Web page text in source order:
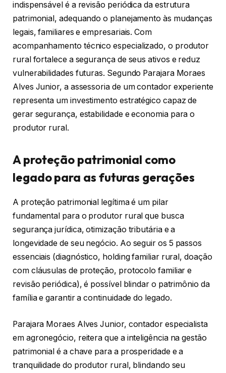
indispensável é a revisão periódica da estrutura
patrimonial, adequando o planejamento às mudanças
legais, familiares e empresariais. Com
acompanhamento técnico especializado, o produtor
rural fortalece a segurança de seus ativos e reduz
vulnerabilidades futuras. Segundo Parajara Moraes
Alves Junior, a assessoria de um contador experiente
representa um investimento estratégico capaz de
gerar segurança, estabilidade e economia para o
produtor rural.
A proteção patrimonial como
legado para as futuras gerações
A proteção patrimonial legítima é um pilar
fundamental para o produtor rural que busca
segurança jurídica, otimização tributária e a
longevidade de seu negócio. Ao seguir os 5 passos
essenciais (diagnóstico, holding familiar rural, doação
com cláusulas de proteção, protocolo familiar e
revisão periódica), é possível blindar o patrimônio da
família e garantir a continuidade do legado.
Parajara Moraes Alves Junior, contador especialista
em agronegócio, reitera que a inteligência na gestão
patrimonial é a chave para a prosperidade e a
tranquilidade do produtor rural, blindando seu